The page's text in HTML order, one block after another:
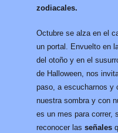
zodiacales.
Octubre se alza en el
un portal. Envuelto en
del otoño y en el
de Halloween, nos
paso, a escucharnos y
nuestra sombra y con
es un mes para correr,
reconocer lasseñales